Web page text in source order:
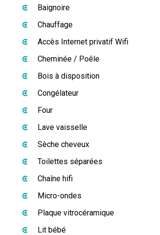
Baignoire
Chauffage
Accès Internet privatif Wifi
Cheminée / Poêle
Bois à disposition
Congélateur
Four
Lave vaisselle
Sèche cheveux
Toilettes séparées
Chaîne hifi
Micro-ondes
Plaque vitrocéramique
Lit bébé